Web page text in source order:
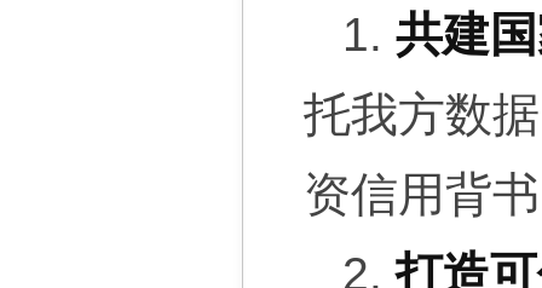
1. 共建
托我方数
资信用背
2.打造